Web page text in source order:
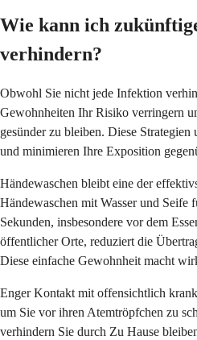
Wie kann ich
verhindern?
Obwohl Sie nicht jede Infektion
Gewohnheiten Ihr Risiko verringern
gesünder zu bleiben. Diese
und minimieren Ihre Exposition
Händewaschen bleibt eine der
Händewaschen mit Wasser und Seife
Sekunden, insbesondere vor dem
öffentlicher Orte, reduziert die
Diese einfache Gewohnheit macht
Enger Kontakt mit offensichtlich
um Sie vor ihren Atemtröpfchen zu
verhindern Sie durch Zu Hause